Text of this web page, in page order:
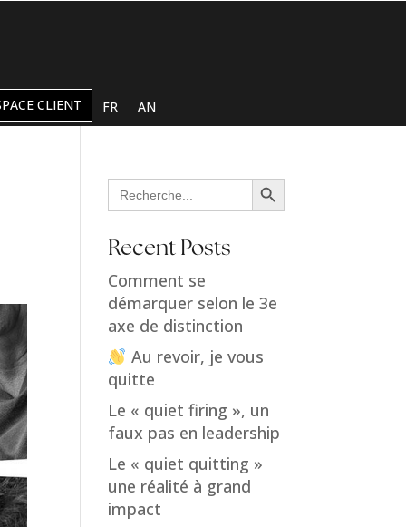
CLIENT FR AN
Search
for:
Search Button
Recent Posts
Comment se
démarquer selon le 3e
axe de distinction
Au revoir, je vous
quitte
Le « quiet firing », un
faux pas en leadership
Le « quiet quitting »
une réalité à grand
impact